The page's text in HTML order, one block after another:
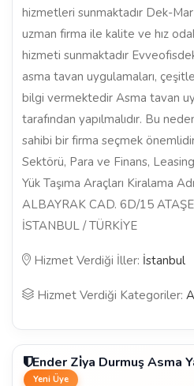
hizmetleri sunmaktadır Dek-
uzman firma ile kalite ve hız
hizmeti sunmaktadır
asma tavan uygulamaları,
bilgi vermektedir Asma tavan
tarafından yapılmalıdır. Bu
sahibi bir firma seçmek
Sektörü, Para ve Finans,
Yük Taşıma Araçları Kiralama
ALBAYRAK CAD. 6D/15
İSTANBUL / TÜRKİYE
Hizmet Verdiği İller: İstanbul
Hizmet Verdiği Kategoriler:
Ender Zi̇ya Durmuş Asma
Yeni Üye